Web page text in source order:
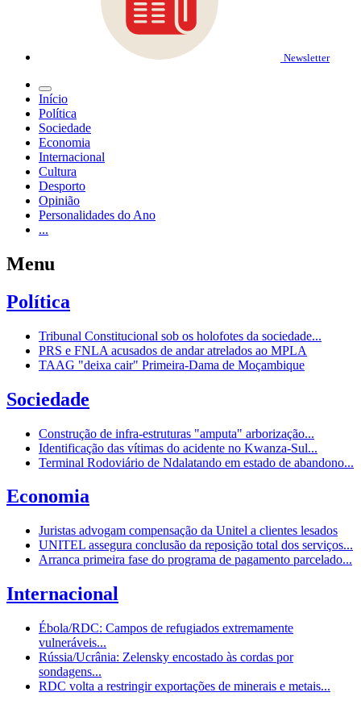
Newsletter
Início
Política
Sociedade
Economia
Internacional
Cultura
Desporto
Opinião
Personalidades do Ano
...
Menu
Política
Tribunal Constitucional sob os holofotes da sociedade...
PRS e FNLA acusados de andar atrelados ao MPLA
TAAG "deixa cair" Primeira-Dama de Moçambique
Sociedade
Construção de infra-estruturas "amputa" arborização...
Identificação das vítimas do acidente no Kwanza-Sul...
Terminal Rodoviário de Ndalatando em estado de abandono...
Economia
Juristas advogam compensação da Unitel a clientes lesados
UNITEL assegura conclusão da reposição total dos serviços...
Arranca primeira fase do programa de pagamento parcelado...
Internacional
Ébola/RDC: Campos de refugiados extremamente
vulneráveis...
Rússia/Ucrânia: Zelensky encostado às cordas por
sondagens...
RDC volta a restringir exportações de minerais e metais...